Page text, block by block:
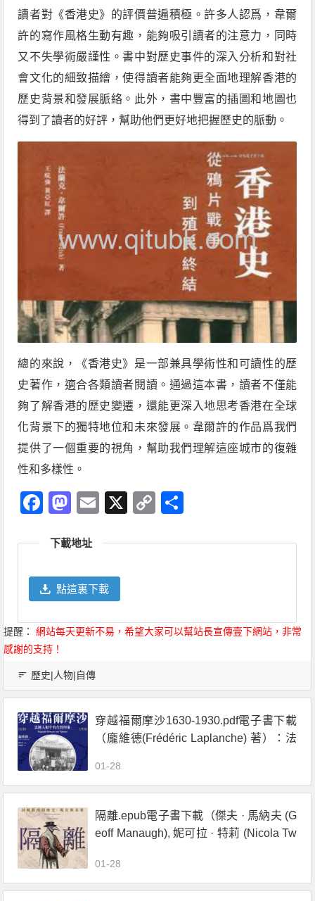
讀者對《香港史》的評價普遍積極。許多人認爲，韋爾
許的寫作風格生動有趣，能夠吸引讀者的注意力，同時
又不失學術嚴謹性。書中對歷史事件的深入分析和對社
會文化的細致描繪，使得讀者能夠更全面地理解香港的
歷史背景和發展脈絡。此外，書中豐富的插圖和地圖也
得到了讀者的好評，幫助他們更好地把握歷史的脈動。
總的來說，《香港史》是一部兼具學術性和可讀性的歷
史著作，適合各類讀者閱讀。通過這本書，讀者不僅能
夠了解香港的歷史變遷，還能更深入地思考香港在全球
化背景下的獨特地位和未來發展。韋爾許的作品爲我們
提供了一個重要的視角，幫助我們理解這座城市的復雜
性和多樣性。
Facebook
Mastodon
Email
X
Copy
下載地址
點這裏下載
提醒：
網站每天更新不易，希望大家可以幫站長宣傳壹下網站，非常
感謝的支持！
歷史|人物|自傳
穿越福爾摩沙1630-1930.pdf電子書下載
（龐維德(Frédéric Laplanche) 著）：法
01-28
隔離.epub電子書下載（傑夫 · 馬納夫 (G
eoff Manaugh), 妮可拉 · 特莉 (Nicola Tw
來
01-28